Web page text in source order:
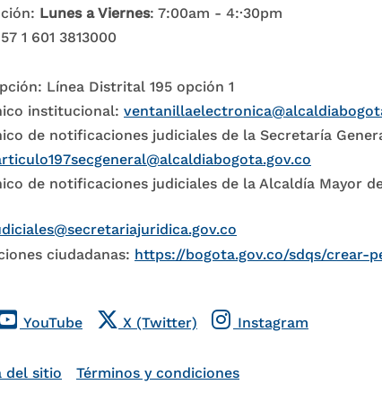
Lunes a Viernes: 7:00am - 4:·30pm
1 601 3813000
Línea Distrital 195 opción 1
institucional:
de notificaciones judiciales de la Secretaría
de notificaciones judiciales de la Alcaldía Mayor
ciudadanas: https://bogota.gov.co/sdqs/crear-
YouTube X (Twitter) Instagram
del sitio Términos y condiciones